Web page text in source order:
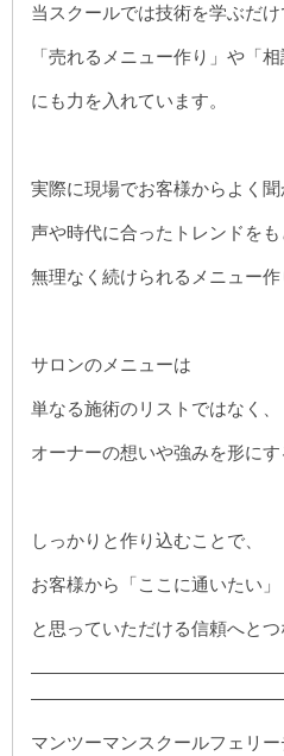
当スクールでは技術を学ぶだけ
「売れるメニュー作り」や「相
にも力を入れています。
実際に現場でお客様からよく聞
声や時代に合ったトレンドをも
無理なく続けられるメニュー作
サロンのメニューは
単なる施術のリストではなく、
オーナーの想いや強みを形にす
しっかりと作り込むことで、
お客様から「ここに通いたい」
と思っていただける信頼へとつ
マンツーマンスクールフェリ